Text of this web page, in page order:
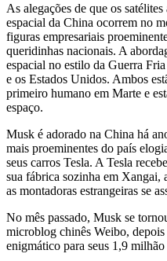
As alegações de que os
espacial da China ocorrem no
figuras empresariais
queridinhas nacionais. A
espacial no estilo da Guerra
e os Estados Unidos. Ambos
primeiro humano em Marte e
espaço.
Musk é adorado na China há
mais proeminentes do país
seus carros Tesla. A Tesla
sua fábrica sozinha em Xangai,
as montadoras estrangeiras se
No mês passado, Musk se
microblog chinês Weibo,
enigmático para seus 1,9 milhão